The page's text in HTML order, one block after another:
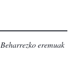
Beharrezko eremuak